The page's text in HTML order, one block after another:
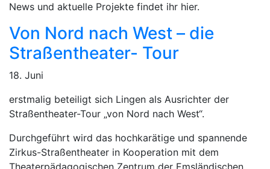
News und aktuelle Projekte findet ihr hier.
Von Nord nach West – die
Straßentheater- Tour
18. Juni
erstmalig beteiligt sich Lingen als Ausrichter der
Straßentheater-Tour „von Nord nach West“.
Durchgeführt wird das hochkarätige und spannende
Zirkus-Straßentheater in Kooperation mit dem
Theaterpädagogischen Zentrum der Emsländischen